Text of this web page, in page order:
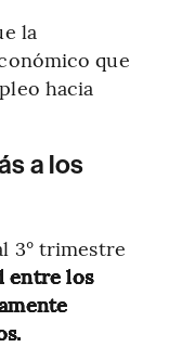
la
que
hacia
a los
3° trimestre
entre los